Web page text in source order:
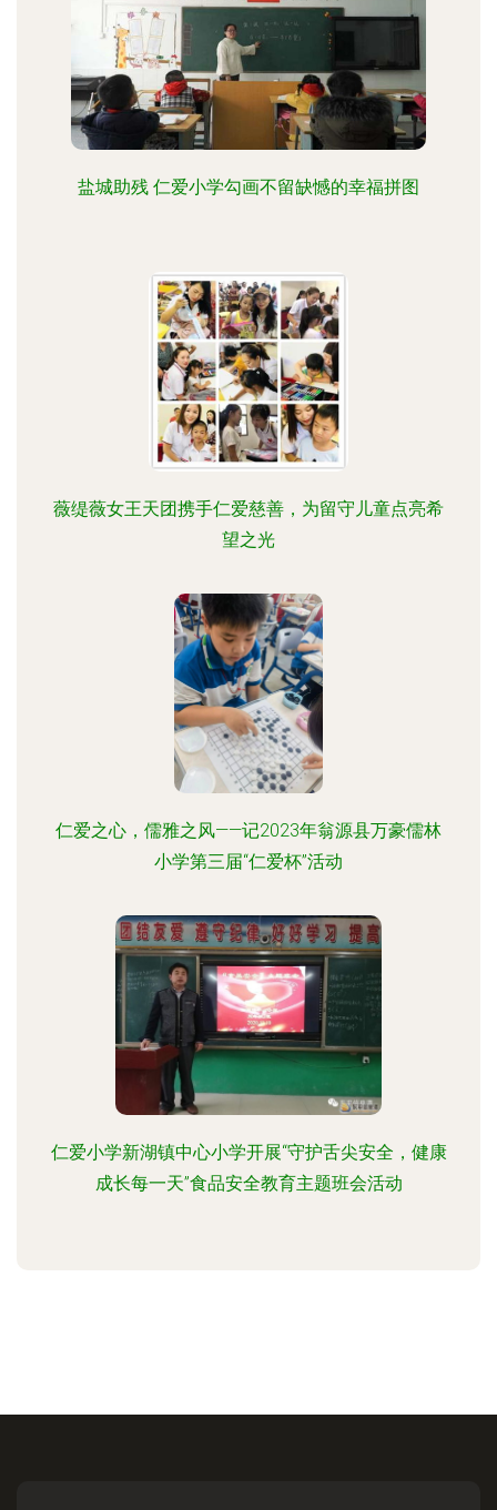
盐城助残 仁爱小学勾画不留缺憾的幸福拼图
薇缇薇女王天团携手仁爱慈善，为留守儿童点亮希
望之光
仁爱之心，儒雅之风——记2023年翁源县万豪儒林
小学第三届“仁爱杯”活动
仁爱小学新湖镇中心小学开展“守护舌尖安全，健康
成长每一天”食品安全教育主题班会活动